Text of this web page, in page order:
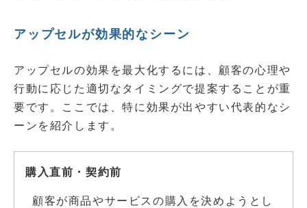
アップセルが効果的なシーン
アップセルの効果を最大化するには、顧客の心理や
行動に応じた適切なタイミングで提案することが重
要です。ここでは、特に効果が出やすい代表的なシ
ーンを紹介します。
購入直前・契約前
顧客が商品やサービスの購入を決めようとし